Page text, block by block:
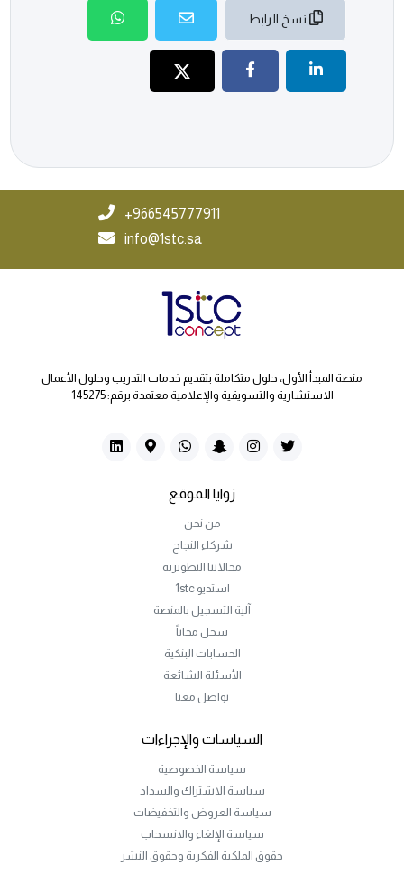
نسخ الرابط
966545777911+
info@1stc.sa
منصة المبدأ الأول، حلول متكاملة بتقديم خدمات التدريب وحلول الأعمال
الاستشارية والتسويقية والإعلامية معتمدة برقم: 145275
زوايا الموقع
من نحن
شركاء النجاح
مجالاتنا التطويرية
استديو 1stc
آلية التسجيل بالمنصة
سجل مجاناً
الحسابات البنكية
الأسئلة الشائعة
تواصل معنا
السياسات والإجراءات
سياسة الخصوصية
سياسة الاشتراك والسداد
سياسة العروض والتخفيضات
سياسة الإلغاء والانسحاب
حقوق الملكية الفكرية وحقوق النشر